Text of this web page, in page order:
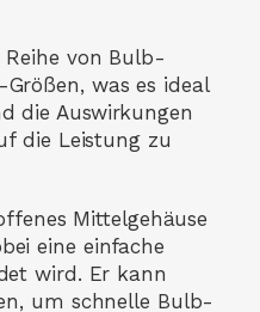
Reihe von Bulb-
was es ideal
die Auswirkungen
die Leistung zu
Mittelgehäuse
eine einfache
wird. Er kann
um schnelle Bulb-